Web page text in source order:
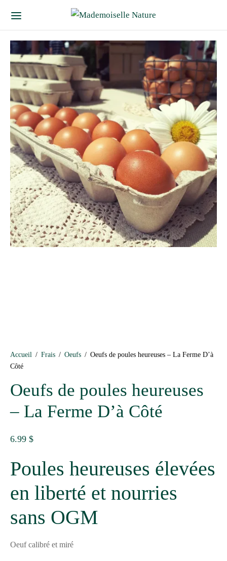
Accueil / Frais / Oeufs / Oeufs de poules heureuses – La Ferme D’à
Côté
Oeufs de poules heureuses
– La Ferme D’à Côté
6.99 $
Poules heureuses élevées
en liberté et nourries
sans OGM
Oeuf calibré et miré